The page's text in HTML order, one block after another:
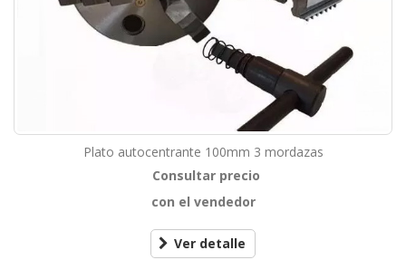
Plato autocentrante 100mm 3 mordazas
Consultar precio
con el vendedor
Ver detalle